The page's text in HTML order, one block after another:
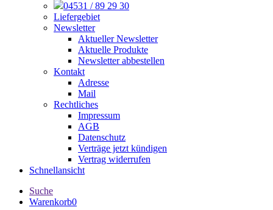
04531 / 89 29 30
Liefergebiet
Newsletter
Aktueller Newsletter
Aktuelle Produkte
Newsletter abbestellen
Kontakt
Adresse
Mail
Rechtliches
Impressum
AGB
Datenschutz
Verträge jetzt kündigen
Vertrag widerrufen
Schnellansicht
Suche
Warenkorb0